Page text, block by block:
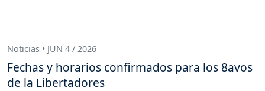
Noticias • JUN 4 / 2026
Fechas y horarios confirmados para los 8avos
de la Libertadores